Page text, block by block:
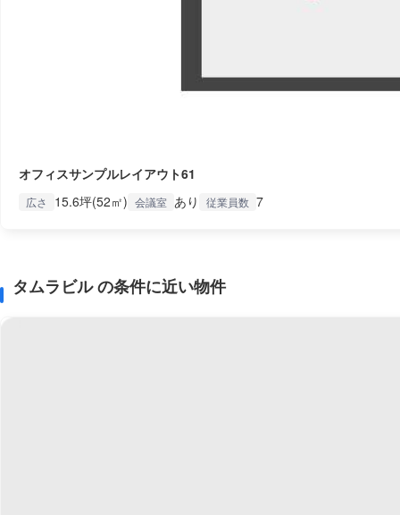
オフィスサンプルレイアウト61
広さ 15.6坪(52㎡) 会議室 あり 従業員数 7
タムラビル の条件に近い物件